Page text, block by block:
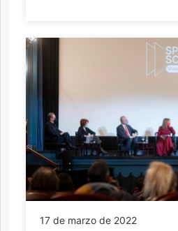
17 de marzo de 2022